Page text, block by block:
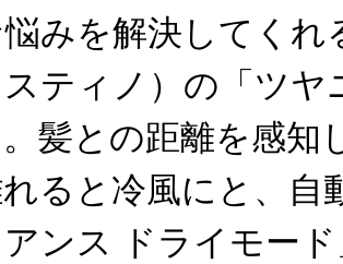
みを解決してくれ
スティノ）の「ツ
髪との距離を感知
ると冷風にと、自
アンス ドライモー